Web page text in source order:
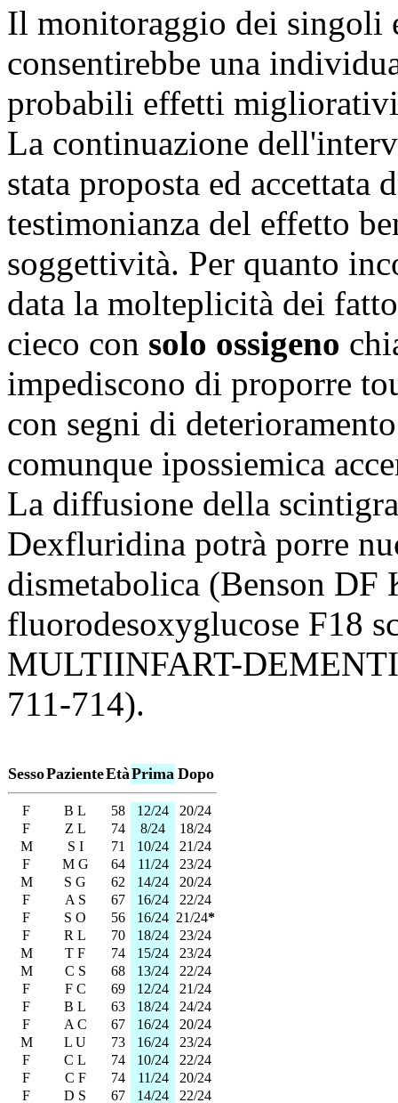
Il monitoraggio dei singoli
consentirebbe una
probabili effetti
La continuazione
stata proposta ed accettata
testimonianza del effetto
soggettività. Per quanto
data la molteplicità dei
cieco con solo ossigeno
impediscono di proporre
con segni di
comunque ipossiemica
La diffusione della
Dexfluridina potrà porre
dismetabolica (Benson
fluorodesoxyglucose F18
MULTIINFART-
711-714).
SessoPazienteEtàPrima Dopo
F B L 58 12/24
20/24
F
Z L 74 8/24
18/24
M
S I 71 10/24
21/24
F
M G 64 11/24
23/24
M
S G 62 14/24
20/24
F
A S 67 16/24
22/24
F
S O 56 16/24 21/24*
F
R L 70 18/24
23/24
M
T F 74 15/24
23/24
M
C S 68 13/24
22/24
F
F C 69 12/24
21/24
F
B L 63 18/24
24/24
F
A C 67 16/24
20/24
M
L U 73 16/24
23/24
F
C L 74 10/24
22/24
F
C F 74 11/24
20/24
F
D S 67 14/24 22/24